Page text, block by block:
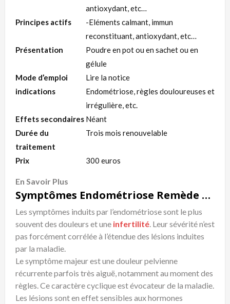
antioxydant, etc…
Principes actifs
-Eléments calmant, immun
reconstituant, antioxydant, etc…
Présentation
Poudre en pot ou en sachet ou en
gélule
Mode d’emploi
Lire la notice
indications
Endométriose, règles douloureuses et
irrégulière, etc.
Effets secondaires Néant
Durée du
traitement
Trois mois renouvelable
Prix 300 euros
En Savoir Plus
Symptômes Endométriose Remède Naturel
Les symptômes induits par l’endométriose sont le plus
souvent des douleurs et une infertilité. Leur sévérité n’est
pas forcément corrélée à l’étendue des lésions induites
par la maladie.
Le symptôme majeur est une douleur pelvienne
récurrente parfois très aiguë, notamment au moment des
règles. Ce caractère cyclique est évocateur de la maladie.
Les lésions sont en effet sensibles aux hormones